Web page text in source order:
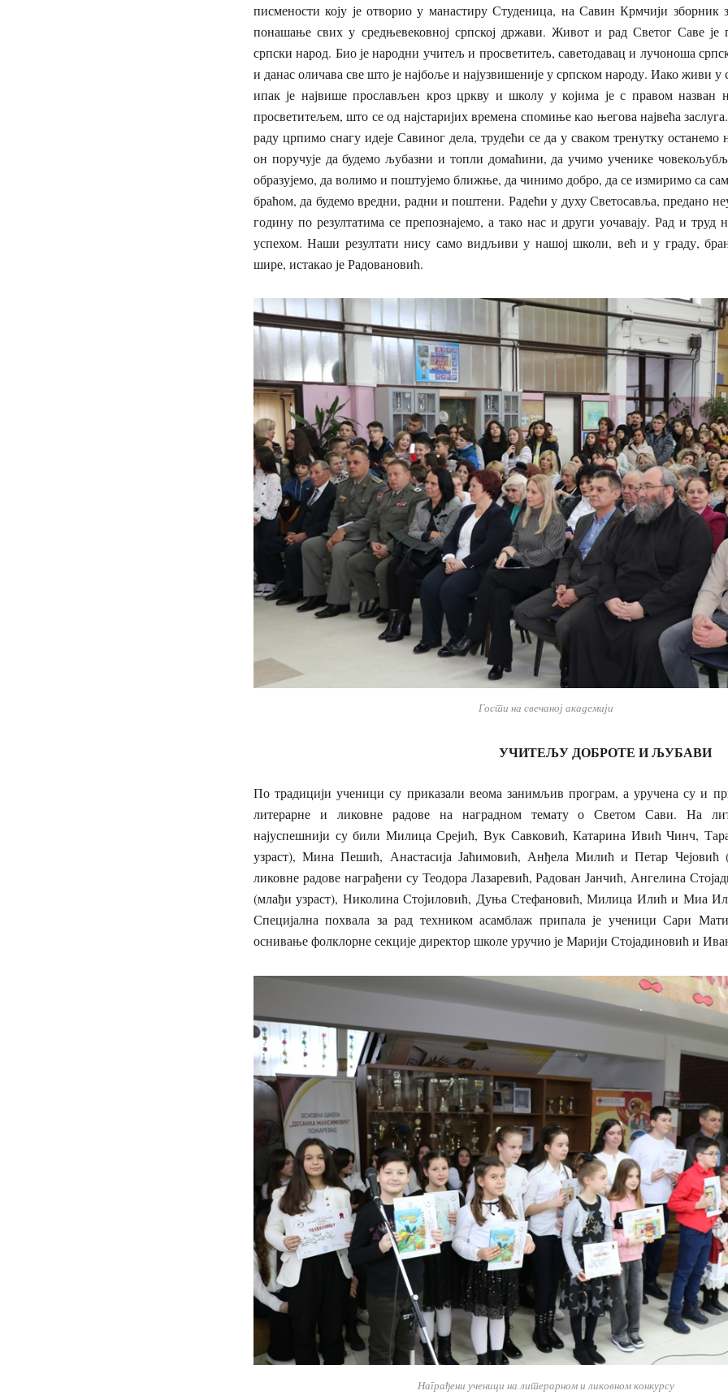
писмености коју је отворио у манастиру Студеница, на Савин Крмчији зборник
понашање свих у средњевековној српској држави. Живот и рад Светог Саве је
српски народ. Био је народни учитељ и просветитељ, саветодавац и лучоноша
и данас оличава све што је најбоље и најузвишеније у српском народу. Иако живи у
ипак је највише прослављен кроз цркву и школу у којима је с правом назван
просветитељем, што се од најстаријих времена спомиње као његова највећа
раду црпимо снагу идеје Савиног дела, трудећи се да у сваком тренутку
он поручује да будемо љубазни и топли домаћини, да учимо ученике
образујемо, да волимо и поштујемо ближње, да чинимо добро, да се измиримо са
браћом, да будемо вредни, радни и поштени. Радећи у духу Светосавља, предано
годину по резултатима се препознајемо, а тако нас и други уочавају. Рад и труд
успехом. Наши резултати нису само видљиви у нашој школи, већ и у граду,
шире, истакао је Радовановић.
Гости на свечаној академији
УЧИТЕЉУ ДОБРОТЕ И ЉУБАВИ
По традицији ученици су приказали веома занимљив програм, а уручена су и
литерарне и ликовне радове на наградном темату о Светом Сави. На
најуспешнији су били Милица Срејић, Вук Савковић, Катарина Ивић Чинч,
узраст), Мина Пешић, Анастасија Јаћимовић, Анђела Милић и Петар Чејовић
ликовне радове награђени су Теодора Лазаревић, Радован Јанчић, Ангелина
(млађи узраст), Николина Стојиловић, Дуња Стефановић, Милица Илић и Миа
Специјална похвала за рад техником асамблаж припала је ученици Сари
оснивање фолклорне секције директор школе уручио је Марији Стојадиновић и
Награђени ученици на литерарном и ликовном конкурсу